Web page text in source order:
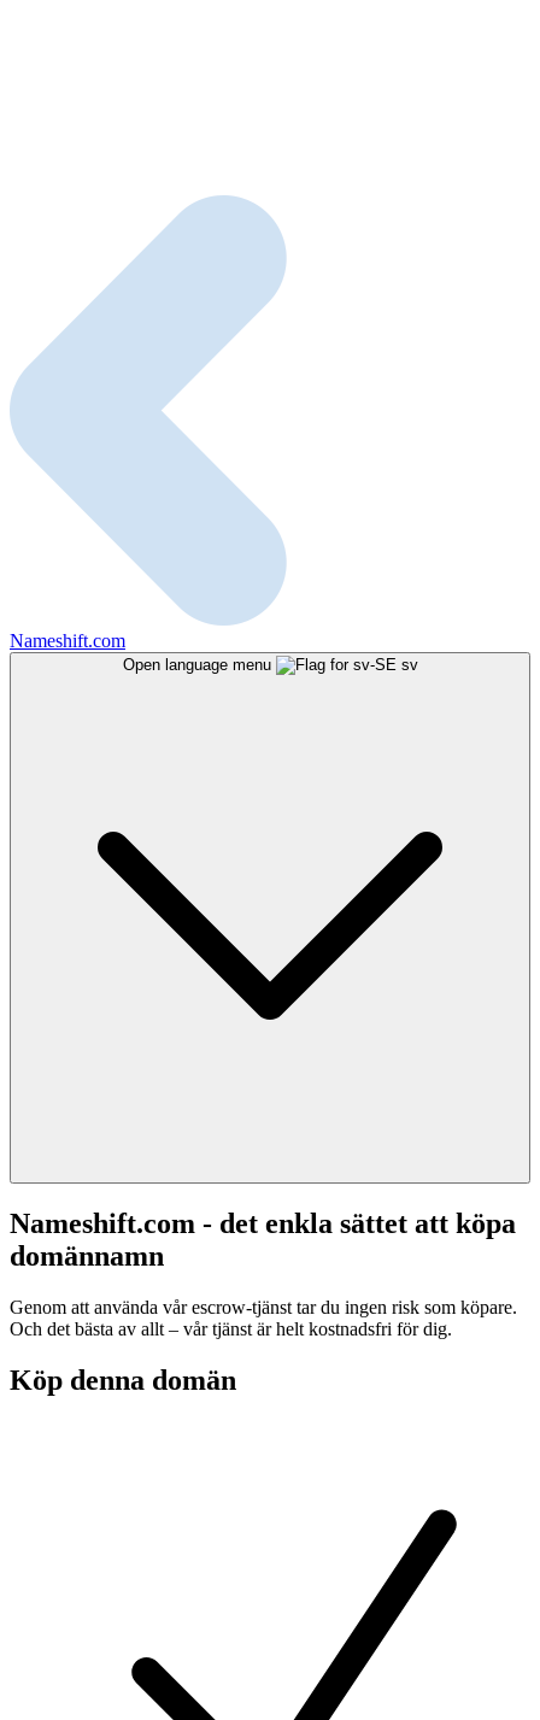
Nameshift.com
Open language menu sv
Nameshift.com - det enkla sättet att köpa
domännamn
Genom att använda vår escrow-tjänst tar du ingen risk som köpare.
Och det bästa av allt – vår tjänst är helt kostnadsfri för dig.
Köp denna domän